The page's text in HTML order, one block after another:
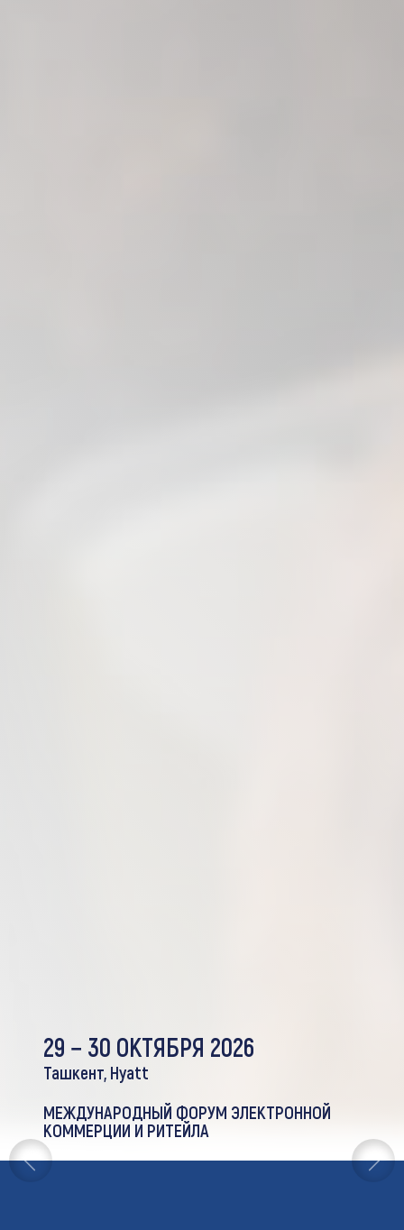
29 − 30 ОКТЯБРЯ 2026
Ташкент, Hyatt
МЕЖДУНАРОДНЫЙ ФОРУМ ЭЛЕКТРОННОЙ
КОММЕРЦИИ И РИТЕЙЛА
Previous Next